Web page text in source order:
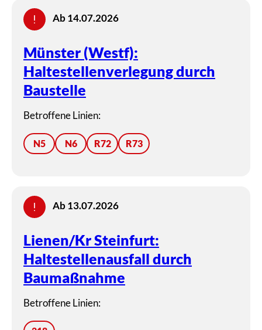
Ab 14.07.2026
Münster (Westf):
Haltestellenverlegung durch
Baustelle
Betroffene Linien:
N5 N6 R72 R73
Ab 13.07.2026
Lienen/Kr Steinfurt:
Haltestellenausfall durch
Baumaßnahme
Betroffene Linien: